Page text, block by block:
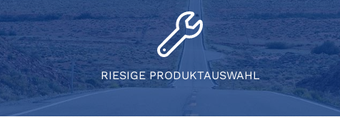
RIESIGE PRODUKTAUSWAHL